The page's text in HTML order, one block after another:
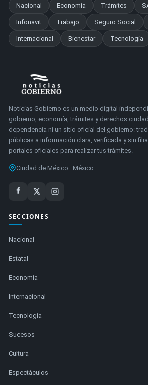
Nacional
Economía Trámites
Infonavit Trabajo Seguro Social
Internacional Bienestar Tecnología
Noticias Gobierno es un medio digital
gobierno, economía, trámites y derechos
dependencia ni un sitio oficial del gobierno:
públicas a información clara, verificada y sin
portales oficiales para realizar tus trámites.
Ciudad de México · México
SECCIONES
Nacional
Estatal
Economía
Internacional
Tecnología
Sucesos
Cultura
Espectáculos